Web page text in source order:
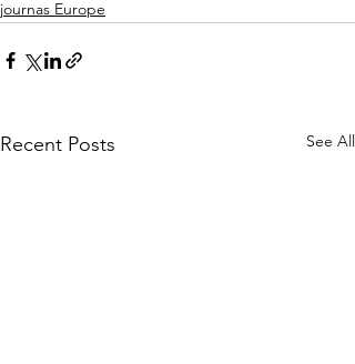
journas Europe
Recent Posts See All